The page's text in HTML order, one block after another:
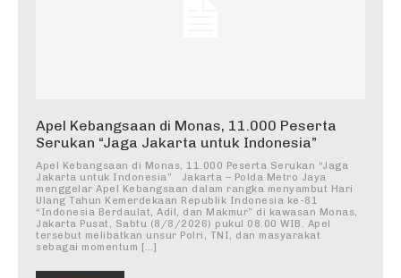
Apel Kebangsaan di Monas, 11.000 Peserta
Serukan “Jaga Jakarta untuk Indonesia”
Apel Kebangsaan di Monas, 11.000 Peserta Serukan “Jaga
Jakarta untuk Indonesia” Jakarta – Polda Metro Jaya
menggelar Apel Kebangsaan dalam rangka menyambut Hari
Ulang Tahun Kemerdekaan Republik Indonesia ke-81
“Indonesia Berdaulat, Adil, dan Makmur” di kawasan Monas,
Jakarta Pusat, Sabtu (8/8/2026) pukul 08.00 WIB. Apel
tersebut melibatkan unsur Polri, TNI, dan masyarakat
sebagai momentum […]